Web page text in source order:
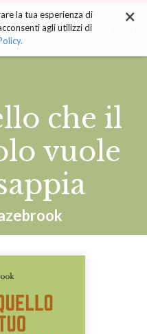
Cerca ... ×
la tua esperienza di
agli utilizzi di
che il
vuole